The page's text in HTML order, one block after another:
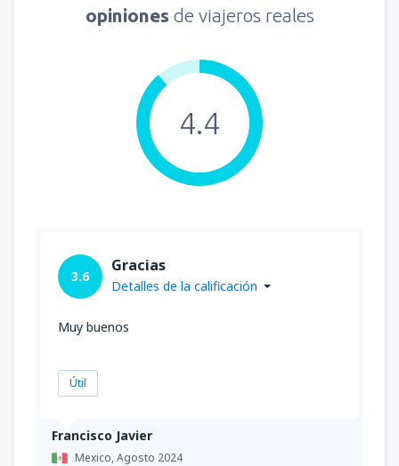
opiniones de viajeros reales
4.4
Francisco Javier
Mexico,Agosto 2024
3.6
Gracias
Detalles de la calificación
Muy buenos
Útil